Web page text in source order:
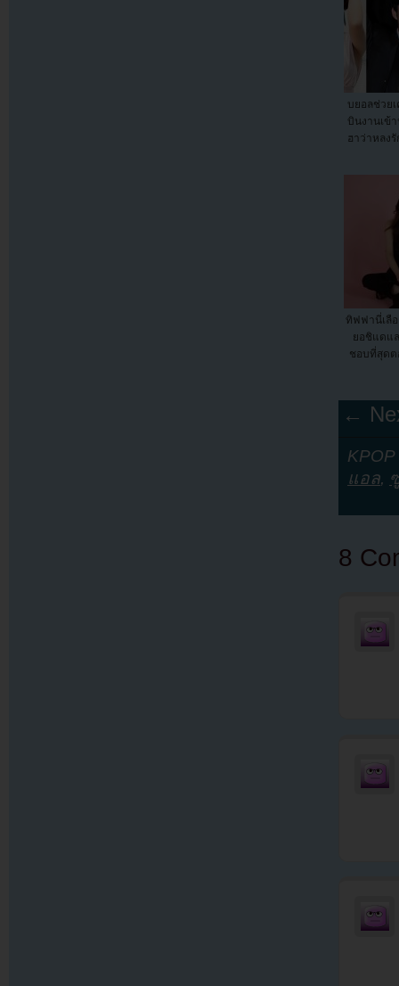
บยอลช่วยเ
บินงานเข้
ฮาว่าหลงรั
ทิฟฟานี่เลือ
ยอชิแดแล
ชอบที่สุดต
←
แอล,
8